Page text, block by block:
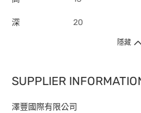
深 20
隱藏
SUPPLIER
澤豐國際有限公司